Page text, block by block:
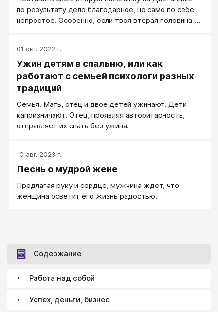
по результату дело благодарное, но само по себе
непростое. Особенно, если твоя вторая половина –
то, не препятствует, чтобы ты занималась «всякими
милыми глупостями», типа психологии, и даже очень
поддерживает твои новые начинания, а вот сам –
ни-ни! Что делать в этой ситуации?
01 окт. 2022 г.
Ужин детям в спальню, или как
работают с семьей психологи разных
традиций
Семья. Мать, отец и двое детей ужинают. Дети
капризничают. Отец, проявляя авторитарность,
отправляет их спать без ужина.
10 авг. 2023 г.
Песнь о мудрой жене
Предлагая руку и сердце, мужчина ждет, что
женщина осветит его жизнь радостью.
Содержание
Работа над собой
Успех, деньги, бизнес